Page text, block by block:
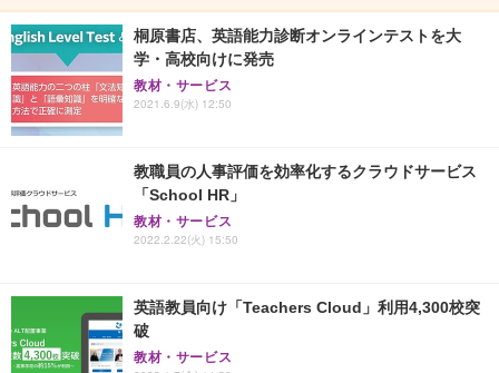
桐原書店、英語能力診断オンラインテストを大
学・高校向けに発売
教材・サービス
2021.6.9(水) 12:50
教職員の人事評価を効率化するクラウドサービス
「School HR」
教材・サービス
2022.2.22(火) 15:50
英語教員向け「Teachers Cloud」利用4,300校突
破
教材・サービス